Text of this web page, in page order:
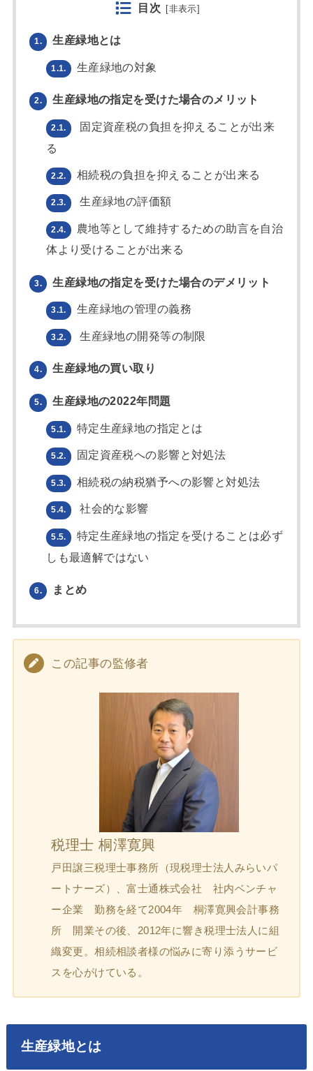
目次 [非表示]
1. 生産緑地とは
1.1. 生産緑地の対象
2. 生産緑地の指定を受けた場合のメリット
2.1.
固定資産税の負担を抑えることが出来
る
2.2. 相続税の負担を抑えることが出来る
2.3. 生産緑地の評価額
2.4.
農地等として維持するための助言を自治
体より受けることが出来る
3. 生産緑地の指定を受けた場合のデメリット
3.1. 生産緑地の管理の義務
3.2. 生産緑地の開発等の制限
4. 生産緑地の買い取り
5. 生産緑地の2022年問題
5.1. 特定生産緑地の指定とは
5.2. 固定資産税への影響と対処法
5.3. 相続税の納税猶予への影響と対処法
5.4. 社会的な影響
5.5.
特定生産緑地の指定を受けることは必ず
しも最適解ではない
6. まとめ
この記事の監修者
税理士 桐澤寛興
戸田譲三税理士事務所（現税理士法人みらいパ
ートナーズ）、富士通株式会社 社内ベンチャ
ー企業 勤務を経て2004年 桐澤寛興会計事務
所 開業その後、2012年に響き税理士法人に組
織変更。相続相談者様の悩みに寄り添うサービ
スを心がけている。
生産緑地とは